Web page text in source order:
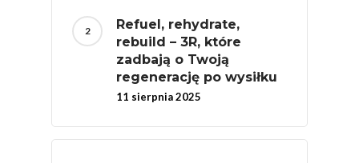
Refuel, rehydrate,
rebuild – 3R, które
zadbają o Twoją
regenerację po wysiłku
11 sierpnia 2025
Owoce
Polskie Forum
Ekologicznej